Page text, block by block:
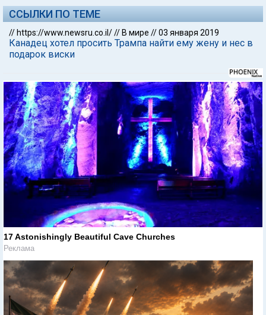
ССЫЛКИ ПО ТЕМЕ
// https://www.newsru.co.il/// В мире //03 января 2019
Канадец хотел просить Трампа найти ему жену и нес в
подарок виски
17 Astonishingly Beautiful Cave Churches
Реклама